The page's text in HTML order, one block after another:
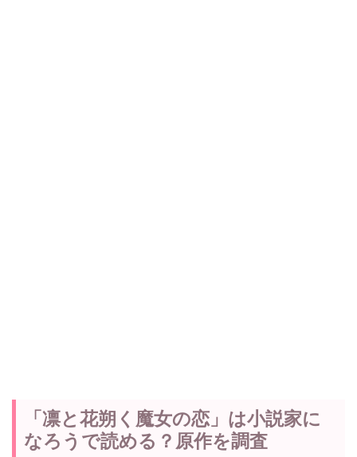
「凛と花朔く魔女の恋」は小説家に
なろうで読める？原作を調査